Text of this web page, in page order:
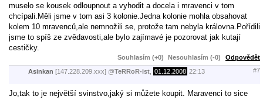
muselo se kousek odloupnout a vyhodit a docela i mravenci v tom
chcípali.Měli jsme v tom asi 3 kolonie.Jedna kolonie mohla obsahovat
kolem 10 mravenců,ale nemnožili se, protože tam nebyla královna.Pořídili
jsme to spíš ze zvědavosti,ale bylo zajímavé je pozorovat jak kutají
cestičky.
Souhlasím (+0) Nesouhlasím (-0) Odpovědět
Asinkan [147.228.209.xxx] @TeRRoR-ist 01.12.2008 22:13 #7
Jo,tak to je největší svinstvo,jaký si můžete koupit. Maravenci to sice